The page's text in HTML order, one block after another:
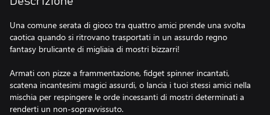
Una comune serata di gioco tra quattro amici prende una svolta
caotica quando si ritrovano trasportati in un assurdo regno
fantasy brulicante di migliaia di mostri bizzarri!
Armati con pizze a frammentazione, fidget spinner incantati,
scatena incantesimi magici assurdi, o lancia i tuoi stessi amici nella
mischia per respingere le orde incessanti di mostri determinati a
renderti un non-sopravvissuto.